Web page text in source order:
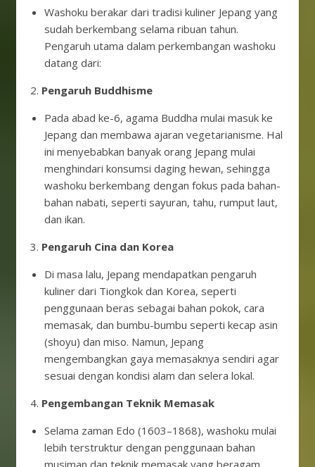
Washoku berakar dari tradisi kuliner Jepang yang
sudah berkembang selama ribuan tahun.
Pengaruh utama dalam perkembangan washoku
datang dari:
2. Pengaruh Buddhisme
Pada abad ke-6, agama Buddha mulai masuk ke
Jepang dan membawa ajaran vegetarianisme. Hal
ini menyebabkan banyak orang Jepang mulai
menghindari konsumsi daging hewan, sehingga
washoku berkembang dengan fokus pada bahan-
bahan nabati, seperti sayuran, tahu, rumput laut,
dan ikan.
3. Pengaruh Cina dan Korea
Di masa lalu, Jepang mendapatkan pengaruh
kuliner dari Tiongkok dan Korea, seperti
penggunaan beras sebagai bahan pokok, cara
memasak, dan bumbu-bumbu seperti kecap asin
(shoyu) dan miso. Namun, Jepang
mengembangkan gaya memasaknya sendiri agar
sesuai dengan kondisi alam dan selera lokal.
4. Pengembangan Teknik Memasak
Selama zaman Edo (1603–1868), washoku mulai
lebih terstruktur dengan penggunaan bahan
musiman dan teknik memasak yang beragam